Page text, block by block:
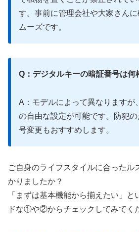
す。事前に管理会社や大家さん
ムーズです。
Q：デジタルキーの暗証番号は何
A：モデルによって異なりますが
の自由な設定が可能です。防犯
号変更もおすすめします。
ご自身のライフスタイルに合ったル
かりましたか？
「まずは基本機能から揃えたい」と
ドな①や②からチェックしてみてく